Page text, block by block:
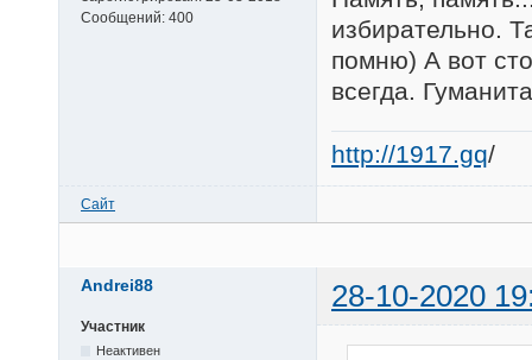
Сообщений: 400
избирательно.
помню) А вот
всегда.
http://1917.gq/
Сайт
Andrei88 28-10-2020
Участник
Неактивен